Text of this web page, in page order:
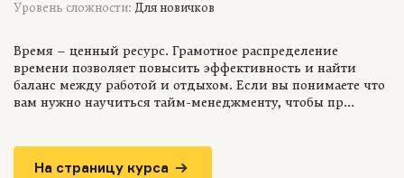
Уровень сложности: Для новичков
Время – ценный ресурс. Грамотное распределение
времени позволяет повысить эффективность и найти
баланс между работой и отдыхом. Если вы понимаете что
вам нужно научиться тайм-менеджменту, чтобы пр...
На страницу курса